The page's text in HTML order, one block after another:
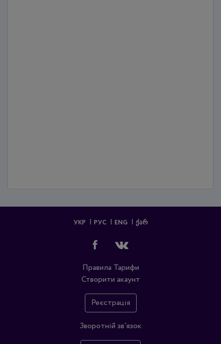
УКР РУС ENG ᲥᲐᲠ
Правила Тарифи
Створити акаунт
Реєстрація
Зворотній зв'язок